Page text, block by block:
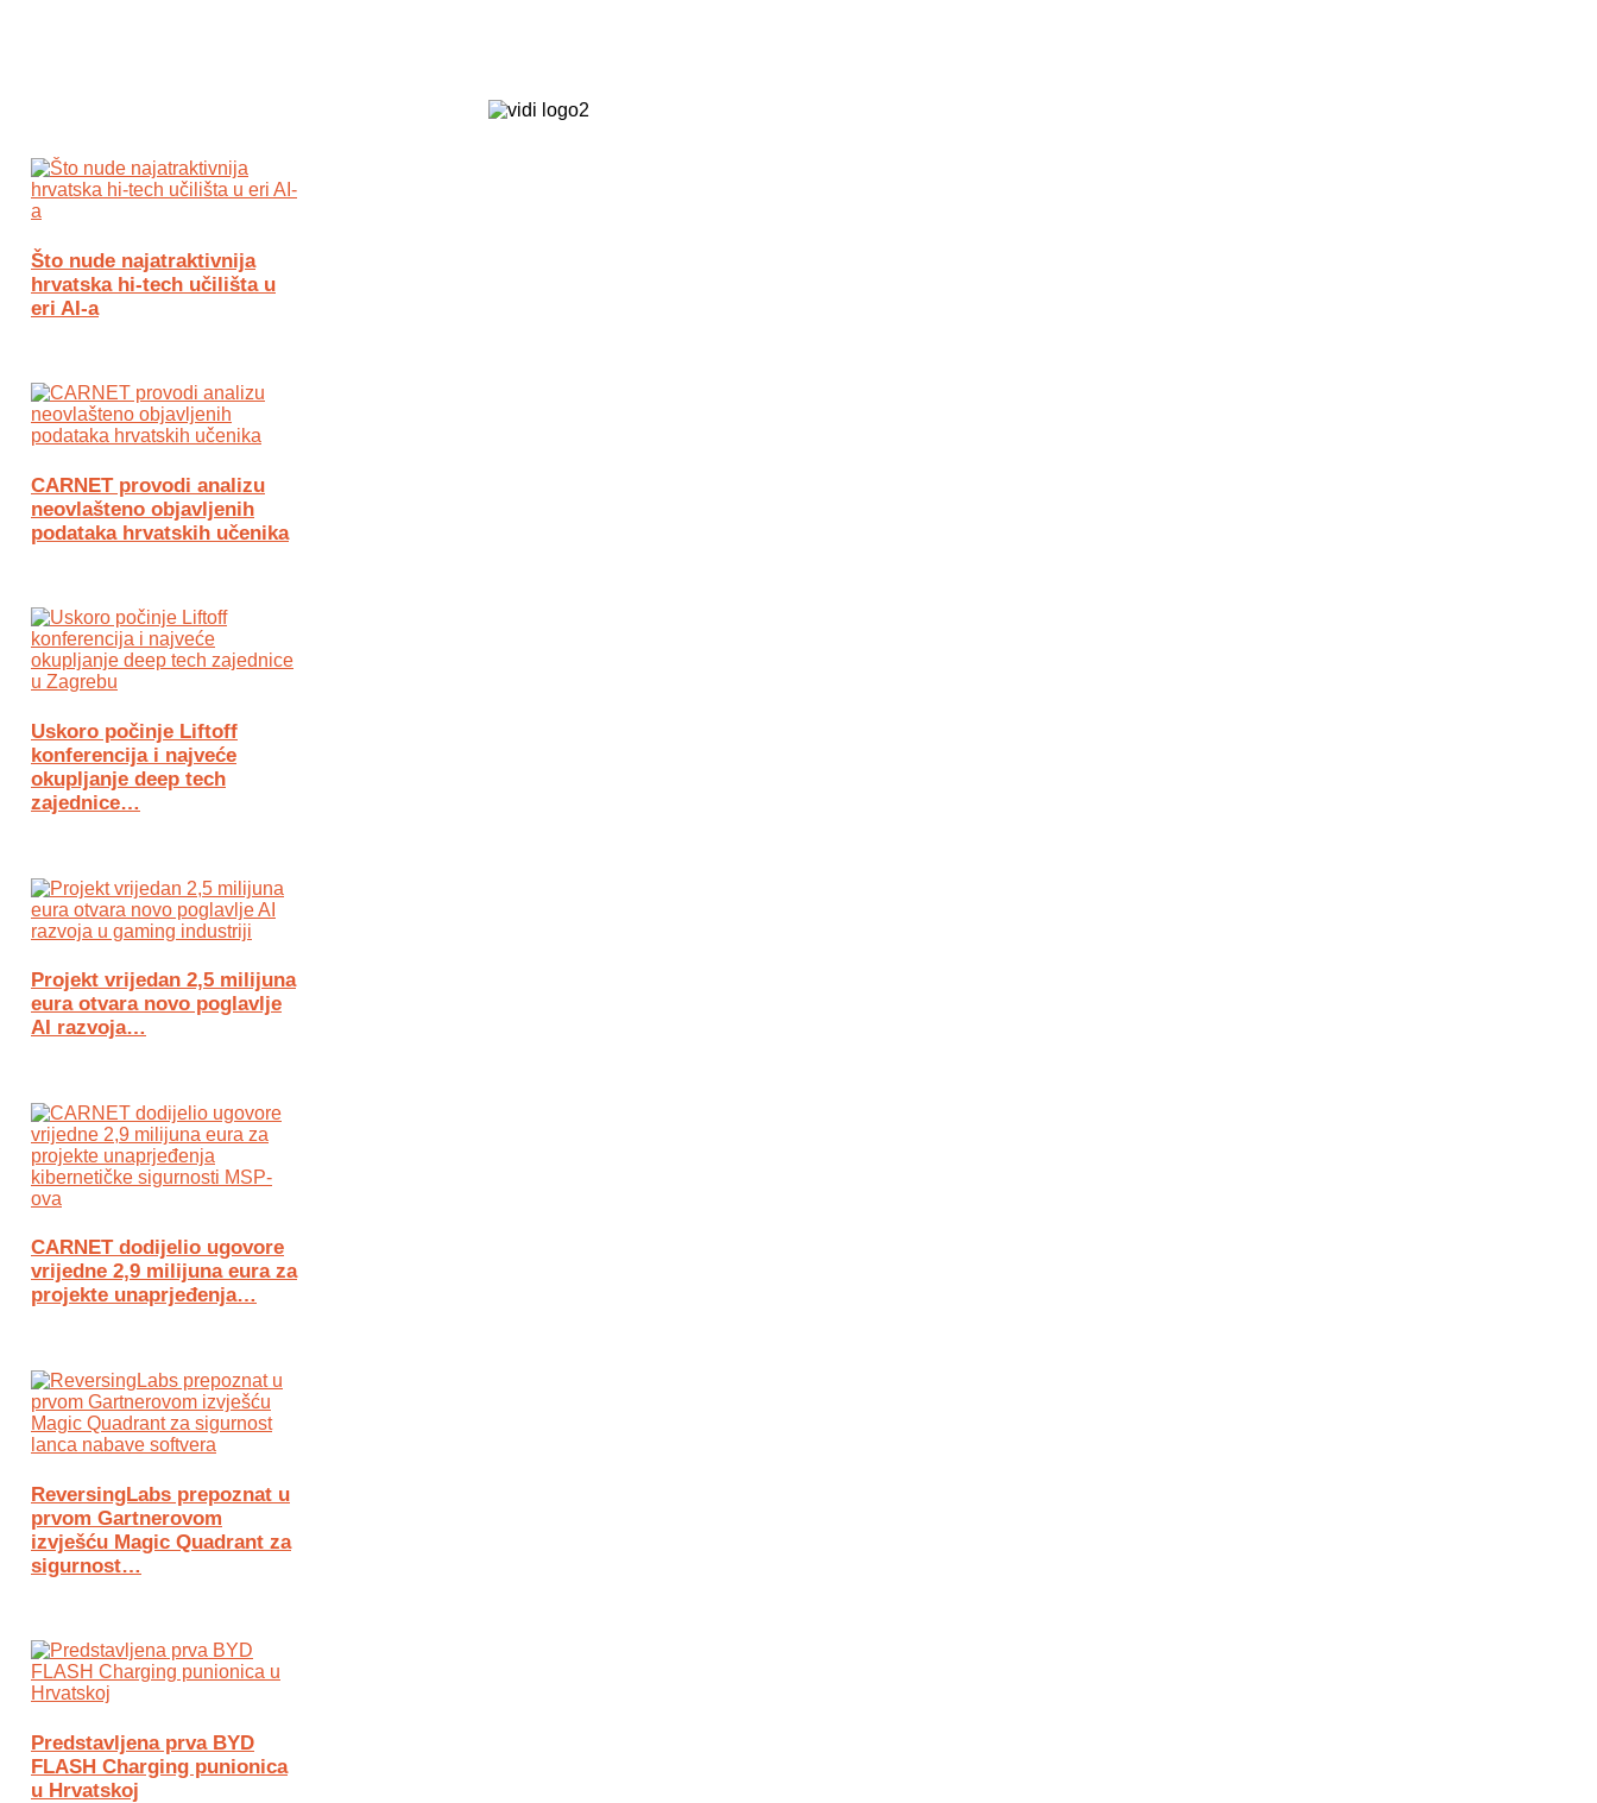
Što nude najatraktivnija
hrvatska hi-tech učilišta u
eri AI-a
CARNET provodi analizu
neovlašteno objavljenih
podataka hrvatskih učenika
Uskoro počinje Liftoff
konferencija i najveće
okupljanje deep tech
zajednice…
Projekt vrijedan 2,5 milijuna
eura otvara novo poglavlje
AI razvoja…
CARNET dodijelio ugovore
vrijedne 2,9 milijuna eura za
projekte unaprjeđenja…
ReversingLabs prepoznat u
prvom Gartnerovom
izvješću Magic Quadrant za
sigurnost…
Predstavljena prva BYD
FLASH Charging punionica
u Hrvatskoj